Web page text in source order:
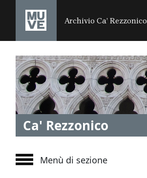
SALTA AL CONTENUTO PRINCIPALE
Archivio Ca’ Rezzonico
Ca' Rezzonico
Menù di sezione